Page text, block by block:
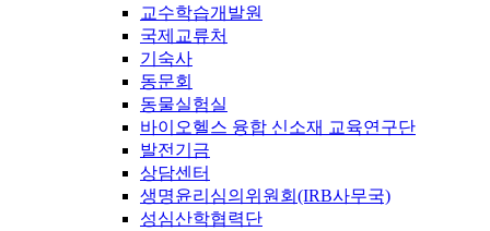
교수학습개발원
국제교류처
기숙사
동문회
동물실험실
바이오헬스 융합 신소재 교육연구단
발전기금
상담센터
생명윤리심의위원회(IRB사무국)
성심산학협력단